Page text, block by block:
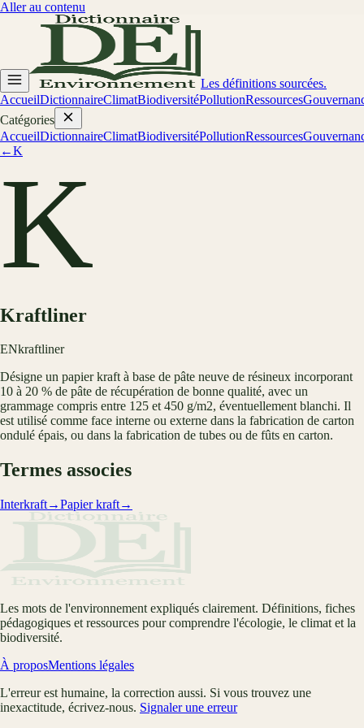
Aller au contenu
Les définitions sourcées.
AccueilDictionnaireClimatBiodiversitéPollutionRessources
Catégories
AccueilDictionnaireClimatBiodiversitéPollutionRessources
←K
K
Kraftliner
ENkraftliner
Désigne un papier kraft à base de pâte neuve de résineux incorporant
10 à 20 % de pâte de récupération de bonne qualité, avec un
grammage compris entre 125 et 450 g/m2, éventuellement blanchi. Il
est utilisé comme face interne ou externe dans la fabrication de carton
ondulé épais, ou dans la fabrication de tubes ou de fûts en carton.
Termes associes
Interkraft→Papier kraft→
Les mots de l'environnement expliqués clairement. Définitions, fiches
pédagogiques et ressources pour comprendre l'écologie, le climat et la
biodiversité.
À proposMentions légales
L'erreur est humaine, la correction aussi. Si vous trouvez une
inexactitude, écrivez-nous. Signaler une erreur